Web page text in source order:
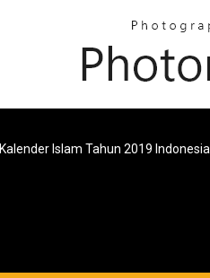
Kalender Islam Tahun 2019 Indonesia